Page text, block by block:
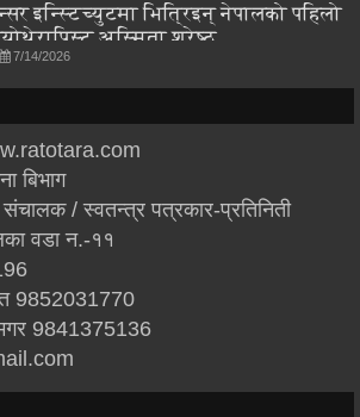
इन्स्टिच्युटमा भित्रिइन् नेपालको पहिलो
अस्मिता श्रेष्ठ
7/14/2026
बिभाग
संचालक / स्वतन्त्र पत्रकार-प्रतिनिती
वडा न.-११
9852031770
मगर 9841375136